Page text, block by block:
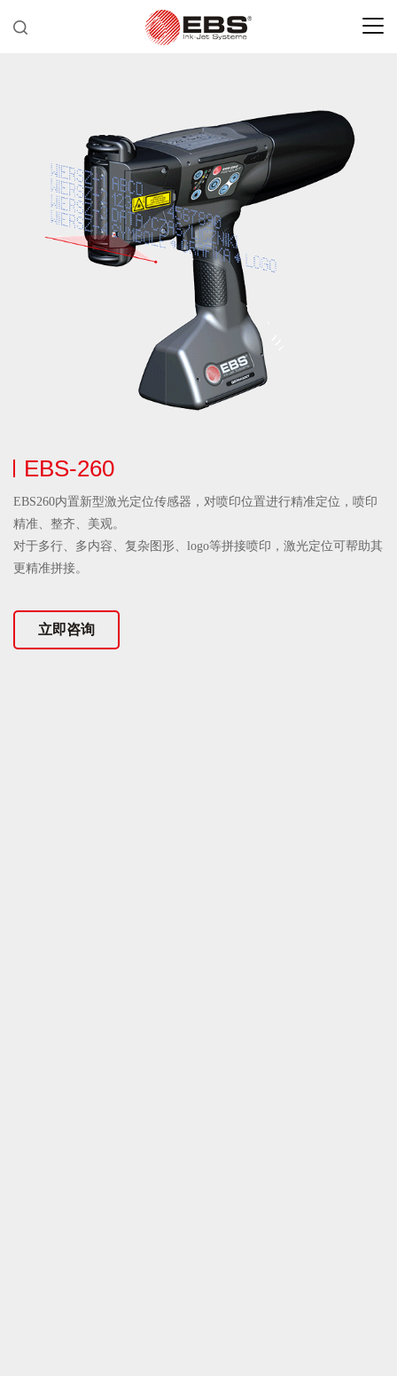
激光定位传感器，对喷印位置进行精准定位，喷印
。
、复杂图形、logo等拼接喷印，激光定位可帮助其